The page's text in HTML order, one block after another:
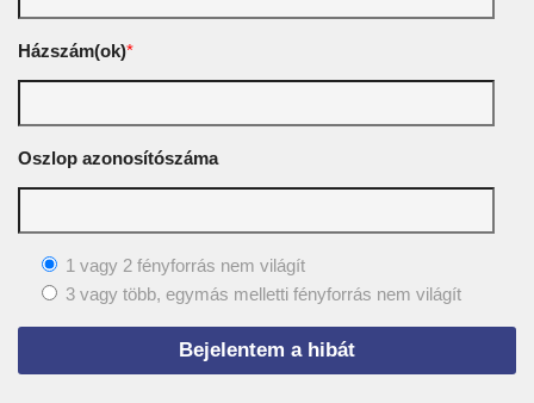
Házszám(ok)*
Oszlop azonosítószáma
1 vagy 2 fényforrás nem világít
3 vagy több, egymás melletti fényforrás nem világít